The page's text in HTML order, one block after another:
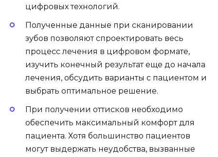
цифровых технологий.
Полученные данные при сканировании
зубов позволяют спроектировать весь
процесс лечения в цифровом формате,
изучить конечный результат еще до начала
лечения, обсудить варианты с пациентом и
выбрать оптимальное решение.
При получении оттисков необходимо
обеспечить максимальный комфорт для
пациента. Хотя большинство пациентов
могут выдержать неудобства, вызванные